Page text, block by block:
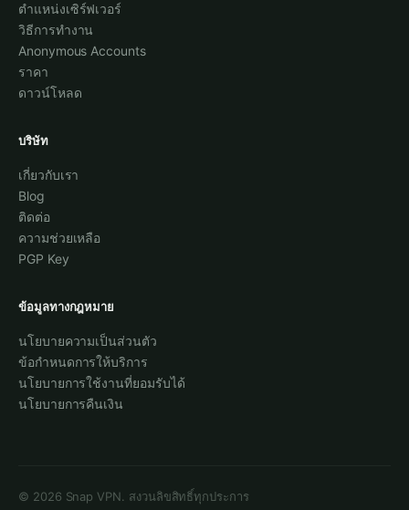
ตำแหน่งเซิร์ฟเวอร์
วิธีการทำงาน
Anonymous Accounts
ราคา
ดาวน์โหลด
บริษัท
เกี่ยวกับเรา
Blog
ติดต่อ
ความช่วยเหลือ
PGP Key
ข้อมูลทางกฎหมาย
นโยบายความเป็นส่วนตัว
ข้อกำหนดการให้บริการ
นโยบายการใช้งานที่ยอมรับได้
นโยบายการคืนเงิน
© 2026 Snap VPN. สงวนลิขสิทธิ์ทุกประการ